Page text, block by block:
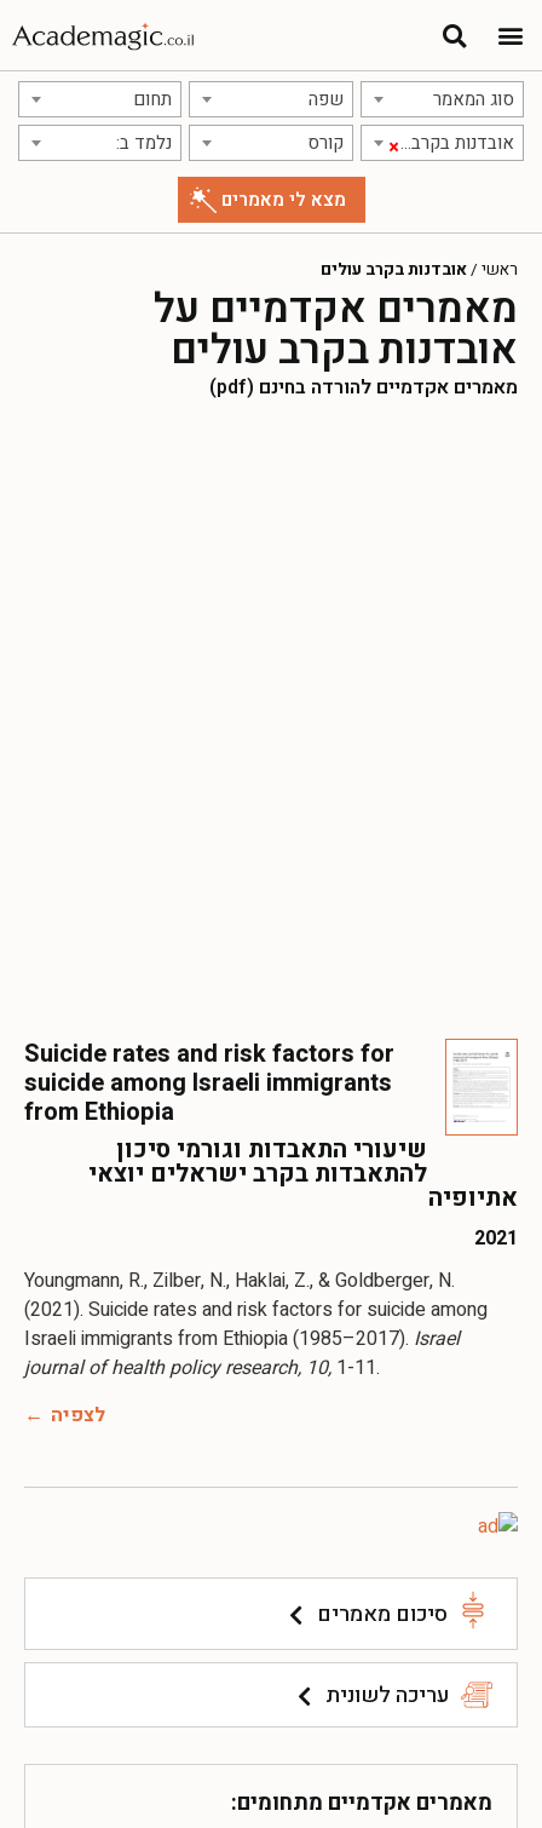
סוג המאמר שפה תחום
×אובדנות בקרב עולים קורס נלמד ב:
סיכום מאמרים
עריכה לשונית
מאמרים אקדמיים מתחומים:
ראשי /אובדנות בקרב עולים
מאמרים אקדמיים על
אובדנות בקרב עולים
מאמרים אקדמיים להורדה בחינם (pdf)
Suicide rates and risk factors for
suicide among Israeli immigrants
from Ethiopia
שיעורי התאבדות וגורמי סיכון
להתאבדות בקרב ישראלים יוצאי
אתיופיה
2021
Youngmann, R., Zilber, N., Haklai, Z., & Goldberger, N.
(2021). Suicide rates and risk factors for suicide among
Israeli immigrants from Ethiopia (1985–2017). Israel
journal of health policy research, 10, 1-11.
לצפיה